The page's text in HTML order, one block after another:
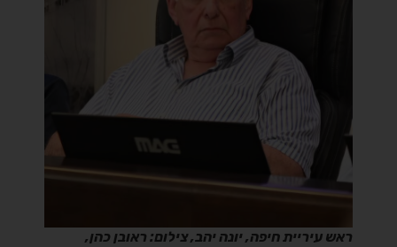
ראש עיריית חיפה, יונה יהב, צילום: ראובן כהן,